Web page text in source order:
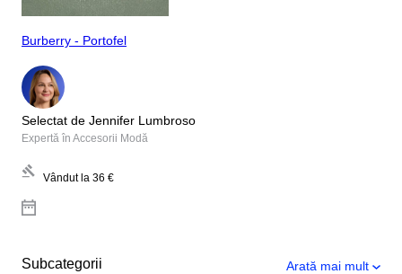
Burberry - Portofel
Selectat de Jennifer Lumbroso
Expertă în Accesorii Modă
Vândut la 36 €
Subcategorii Arată mai mult